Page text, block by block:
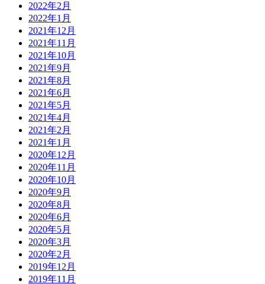
2022年2月
2022年1月
2021年12月
2021年11月
2021年10月
2021年9月
2021年8月
2021年6月
2021年5月
2021年4月
2021年2月
2021年1月
2020年12月
2020年11月
2020年10月
2020年9月
2020年8月
2020年6月
2020年5月
2020年3月
2020年2月
2019年12月
2019年11月